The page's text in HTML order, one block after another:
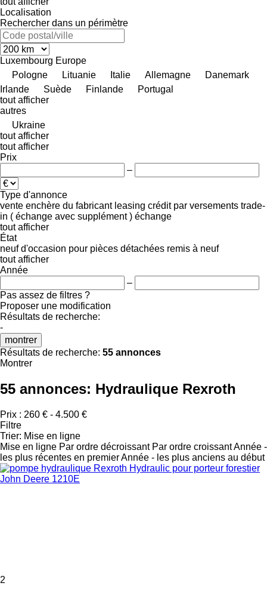
Localisation
Rechercher dans un périmètre
Luxembourg Europe
Pologne
Lituanie Italie Allemagne
Danemark
Irlande
Suède Finlande
Portugal
tout afficher
autres
Ukraine
tout afficher
tout afficher
Prix
–
Type d'annonce
vente enchère du fabricant leasing crédit par versements trade-
in ( échange avec supplément ) échange
tout afficher
État
neuf d'occasion pour pièces détachées remis à neuf
tout afficher
Année
–
Pas assez de filtres ?
Proposer une modification
Résultats de recherche:
-
montrer
Résultats de recherche: 55 annonces
Montrer
55 annonces: Hydraulique Rexroth
Prix : 260 € - 4.500 €
Filtre
Trier: Mise en ligne
Mise en ligne Par ordre décroissant Par ordre croissantAnnée -
les plus récentes en premierAnnée - les plus anciens au début
2